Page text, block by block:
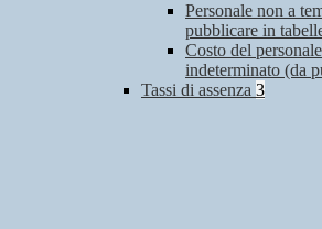
Personale non a
pubblicare in
Costo del
indeterminato (da
Tassi di assenza 3